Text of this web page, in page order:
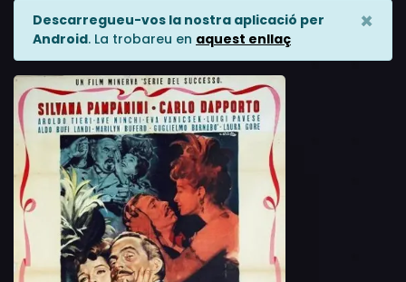
Descarregueu-vos la nostra aplicació per
Android. La trobareu en aquest enllaç
×